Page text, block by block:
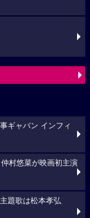
ギャバン インフィ
仲村悠菜が映画初主演
題歌は松本孝弘